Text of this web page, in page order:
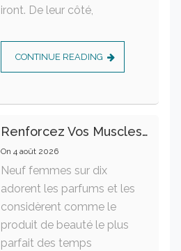
iront. De leur côté,
CONTINUE READING
Renforcez Vos Muscles Profonds Pour Apaiser Votre Mal De Dos
On 4 août 2026
Neuf femmes sur dix
adorent les parfums et les
considèrent comme le
produit de beauté le plus
parfait des temps